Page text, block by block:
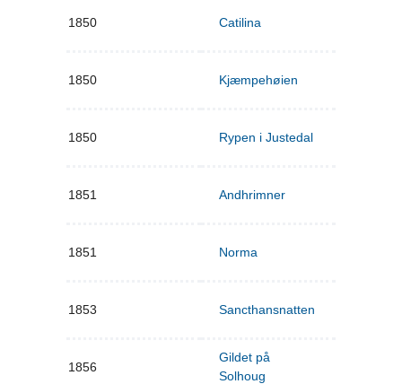
1850 Catilina
1850 Kjæmpehøien
1850 Rypen i Justedal
1851 Andhrimner
1851 Norma
1853 Sancthansnatten
1856
Gildet på
Solhoug